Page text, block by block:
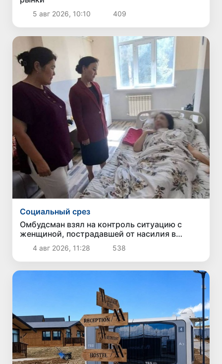
5 авг 2026, 10:10 409
Социальный срез
Омбудсман взял на контроль ситуацию с
женщиной, пострадавшей от насилия в
4 авг 2026, 11:28 538